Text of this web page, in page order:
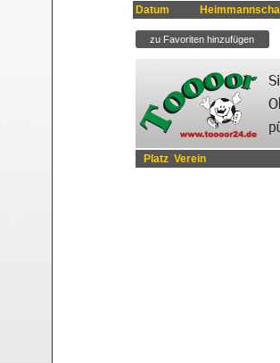
Datum
Platz Verein